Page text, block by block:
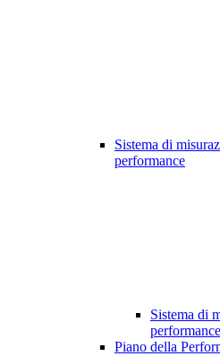
Sistema di
performance
Sistema di
performance
Piano della